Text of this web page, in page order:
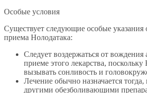
Особые условия
Существует следующие особые указания
приема Нолодатака:
Следует воздержаться от вождения
приеме этого лекарства,
вызывать сонливость и
Лечение обычно назначается тогда,
другими обезболивающими